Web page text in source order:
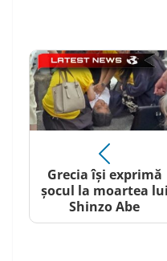
Grecia își exprimă
șocul la moartea lui
Shinzo Abe